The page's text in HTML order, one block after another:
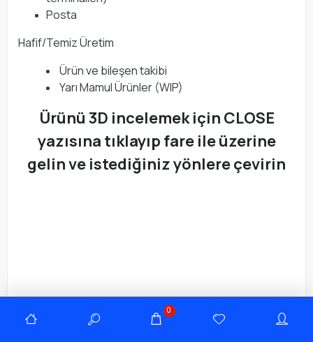
Posta
Hafif/Temiz Üretim
Ürün ve bileşen takibi
Yarı Mamul Ürünler (WIP)
Ürünü 3D incelemek için CLOSE
yazısına tıklayıp fare ile üzerine
gelin ve istediğiniz yönlere çevirin
0